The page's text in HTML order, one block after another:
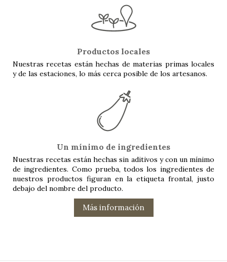
Productos locales
Nuestras recetas están hechas de materias primas locales
y de las estaciones, lo más cerca posible de los artesanos.
Un mínimo de ingredientes
Nuestras recetas están hechas sin aditivos y con un mínimo
de ingredientes. Como prueba, todos los ingredientes de
nuestros productos figuran en la etiqueta frontal, justo
debajo del nombre del producto.
Más información